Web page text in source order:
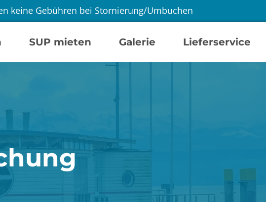
keine Gebühren bei Stornierung/Umbuchen
SUP mieten Galerie Lieferservice